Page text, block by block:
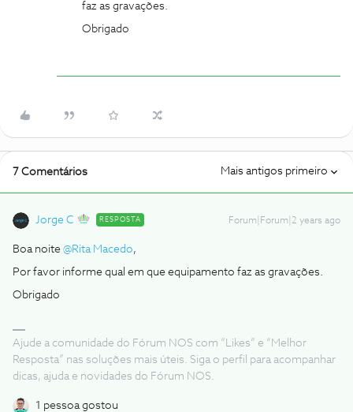
faz as gravações.
Obrigado
7 Comentários Mais antigos primeiro
Jorge C RESPOSTA Forum|Forum|2 years ago
Boa noite @Rita Macedo,
Por favor informe qual em que equipamento faz as gravações.
Obrigado
Ajude a comunidade do Fórum NOS com “Likes” e “Melhor
Resposta” nas soluções mais úteis. Siga o perfil para acompanhar
dicas, ajuda e novidades do Fórum NOS.
1 pessoa gostou